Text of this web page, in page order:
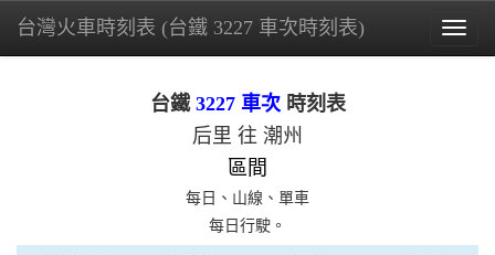
台灣火車時刻表 (台鐵 3227 車次時刻表)
台鐵3227 車次時刻表
后里 往 潮州
區間
每日、山線、單車
每日行駛。